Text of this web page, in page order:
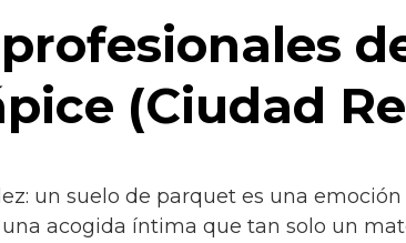
(Ciudad
un suelo de parquet es una
acogida íntima que tan solo un